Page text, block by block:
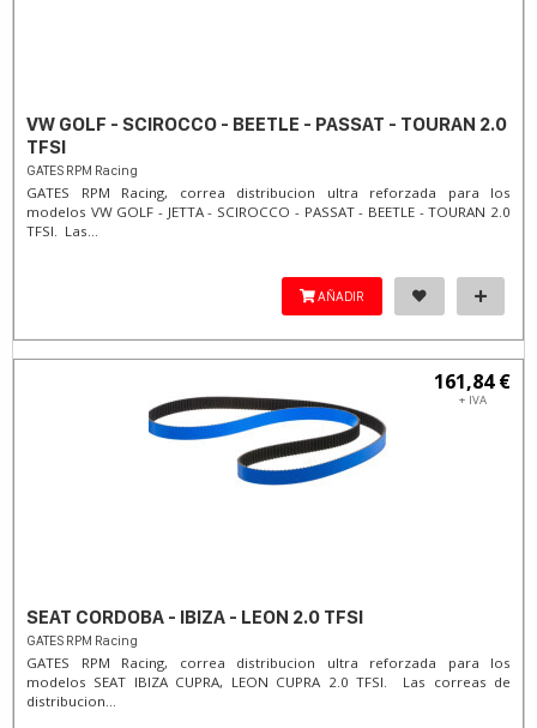
VW GOLF - SCIROCCO - BEETLE - PASSAT - TOURAN 2.0
TFSI
GATES RPM Racing
GATES RPM Racing, correa distribucion ultra reforzada para los
modelos VW GOLF - JETTA - SCIROCCO - PASSAT - BEETLE - TOURAN 2.0
TFSI. Las...
AÑADIR
161,84 €
+ IVA
SEAT CORDOBA - IBIZA - LEON 2.0 TFSI
GATES RPM Racing
GATES RPM Racing, correa distribucion ultra reforzada para los
modelos SEAT IBIZA CUPRA, LEON CUPRA 2.0 TFSI. Las correas de
distribucion...